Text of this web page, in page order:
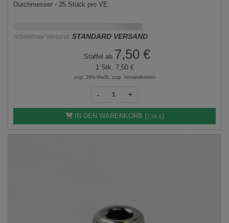
Durchmesser - 25 Stück pro VE.
Schnellster Versand: STANDARD VERSAND
Staffel ab 7,50 €
1 Stk. 7,50 €
zzgl. 19% MwSt, zzgl. Versandkosten
- +
IN DEN WARENKORB (7,50 €)